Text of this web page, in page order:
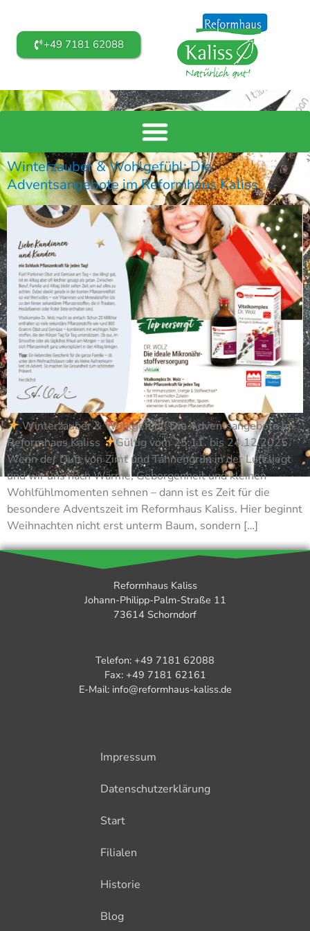
+49 7181 62088
Winterzauber & Wohlgefühl: Die
Adventsangebote im Reformhaus Kaliss
Winterzauber & Wohlgefühl: Die Adventsangebote im
Reformhaus Kaliss
Gültig vom 25.11. bis 24.12.2025
Wenn der Duft von Zimt und Tannengrün in der Luft liegt
und wir uns nach Wärme, Geborgenheit und kleinen
Wohlfühlmomenten sehnen – dann ist es Zeit für die
besondere Adventszeit im Reformhaus Kaliss. Hier beginnt
Weihnachten nicht erst unterm Baum, sondern […]
Reformhaus Kaliss
Johann-Philipp-Palm-Straße 11
73614 Schorndorf
Telefon: +49 7181 62088
Fax: +49 7181 62161
E-Mail: info@reformhaus-kaliss.de
Impressum
Datenschutzerklärung
Start
Filialen
Historie
Blog